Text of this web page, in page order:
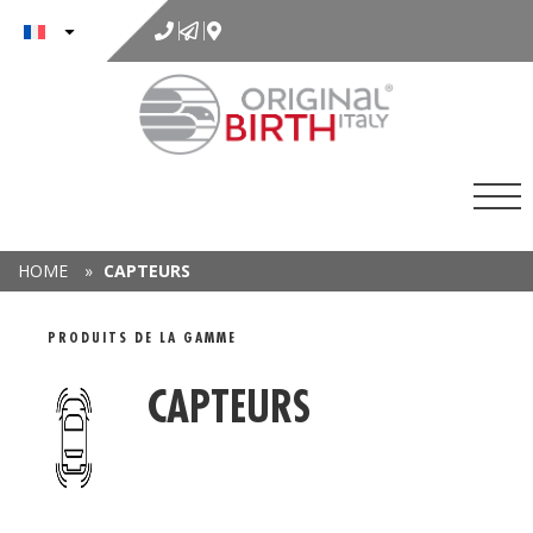
contenu
HOME » CAPTEURS
PLAGE DE DÉTAILS
PRODUITS DE LA GAMME
CAPTEURS